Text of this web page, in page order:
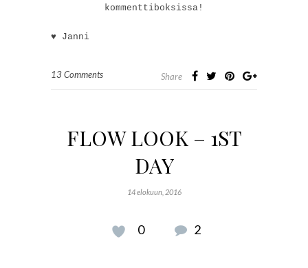
kommenttiboksissa!
♥ Janni
13 Comments Share
FLOW LOOK – 1ST
DAY
14 elokuun, 2016
0 2